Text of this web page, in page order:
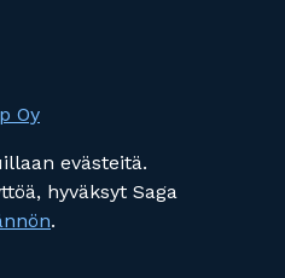
Oy
evästeitä.
hyväksyt Saga
.